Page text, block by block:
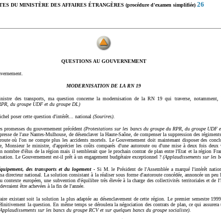
DU MINISTÈRE DES AFFAIRES ÉTRANGÈRES (procédure d'examen simplifiée) 26
QUESTIONS AU GOUVERNEMENT
MODERNISATION DE LA RN 19
des transports, ma question concerne la modernisation de la RN 19 qui traverse, notamment,
du groupe UDF et du groupe DL)
poser cette question d'intérêt... national (Sourires)
promesses du gouvernement précédent(Protestations sur les bancs du groupe du RPR, du groupe UDF
de l'axe Nantes-Mulhouse, de désenclaver la Haute-Saône, de compenser la suppression des
où l'on ne compte plus les accidents mortels. Le Gouvernement doit maintenant disposer des
Monsieur le ministre, d'apprécier les coûts comparés d'une autoroute ou d'une mise à deux fois
nombre d'élus de la région mais il semblerait que le prochain contrat de plan entre l'Etat et la région
Le Gouvernement est-il prêt à un engagement budgétaire exceptionnel ? (Applaudissements sur les
des transports et du logement -Si M. le Président de l'Assemblée a marqué l'intérêt
directeur national. La solution consistant à la réaliser sous forme d'autoroute concédée, annoncée un peu
contexte européen, une subvention d'équilibre très élevée à la charge des collectivités territoriales et de
être achevées à la fin de l'année.
existant soit la solution la plus adaptée au désenclavement de cette région. Le premier semestre
la question. En même temps se déroulera la négociation des contrats de plan, ce qui
sur les bancs du groupe RCV et sur quelques bancs du groupe socialiste)